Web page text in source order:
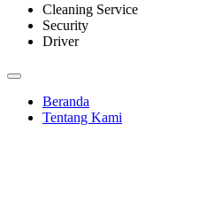
Cleaning Service
Security
Driver
Beranda
Tentang Kami